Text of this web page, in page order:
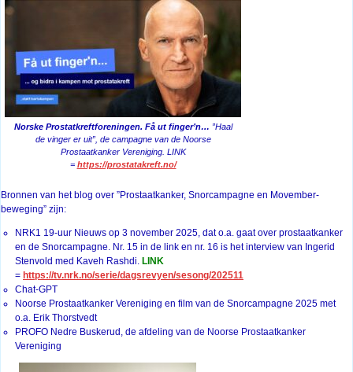
Norske Prostatkreftforeningen. Få ut finger’n… ”Haal
de vinger er uit”, de campagne van de Noorse
Prostaatkanker Vereniging. LINK
= https://prostatakreft.no/
Bronnen van het blog over ”Prostaatkanker, Snorcampagne en Movember-
beweging” zijn:
NRK1 19-uur Nieuws op 3 november 2025, dat o.a. gaat over prostaatkanker
en de Snorcampagne. Nr. 15 in de link en nr. 16 is het interview van Ingerid
Stenvold med Kaveh Rashdi. LINK
= https://tv.nrk.no/serie/dagsrevyen/sesong/202511
Chat-GPT
Noorse Prostaatkanker Vereniging en film van de Snorcampagne 2025 met
o.a. Erik Thorstvedt
PROFO Nedre Buskerud, de afdeling van de Noorse Prostaatkanker
Vereniging